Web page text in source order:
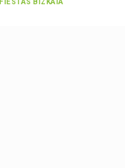
FIESTAS BIZKAIA